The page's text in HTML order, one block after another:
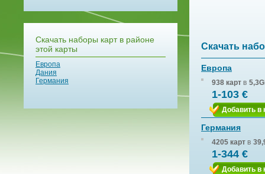
Скачать наборы карт в районе
этой карты
Европа
Дания
Германия
Скачать
Европа
938 карт в
1-103 €
Добавить в
Германия
4205 карт в
1-344 €
Добавить в